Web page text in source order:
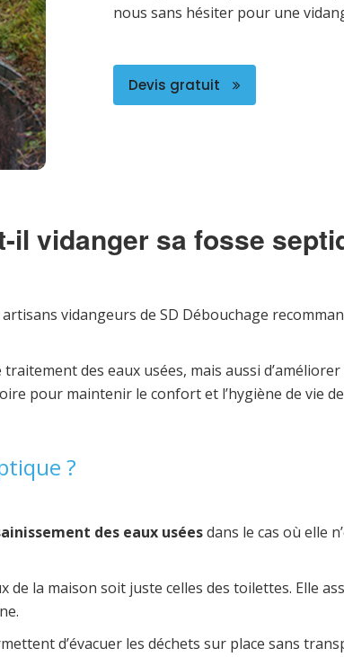
nous sans hésiter pour une
Devis gratuit
il vidanger sa fosse
vidangeurs de SD Débouchage
des eaux usées, mais aussi
pour maintenir le confort et l’hygiène de vie
?
des eaux uséesdans le cas où elle
de la maison soit juste celles des toilettes. Elle
d’évacuer les déchets sur place sans